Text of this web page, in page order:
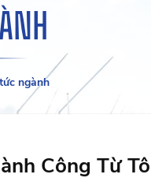
ngành
Công Từ